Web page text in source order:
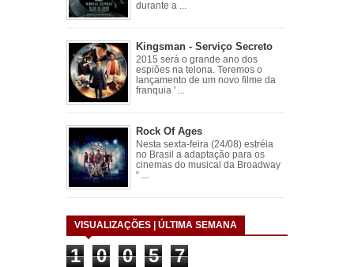
durante a ...
Kingsman - Serviço Secreto
2015 será o grande ano dos
espiões na telona. Teremos o
lançamento de um novo filme da
franquia ' ...
Rock Of Ages
Nesta sexta-feira (24/08) estréia
no Brasil a adaptação para os
cinemas do musical da Broadway
“ ...
VISUALIZAÇÕES | ÚLTIMA SEMANA
1 0 0 5 7